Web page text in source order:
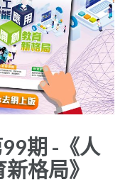
期 -《人
格局》